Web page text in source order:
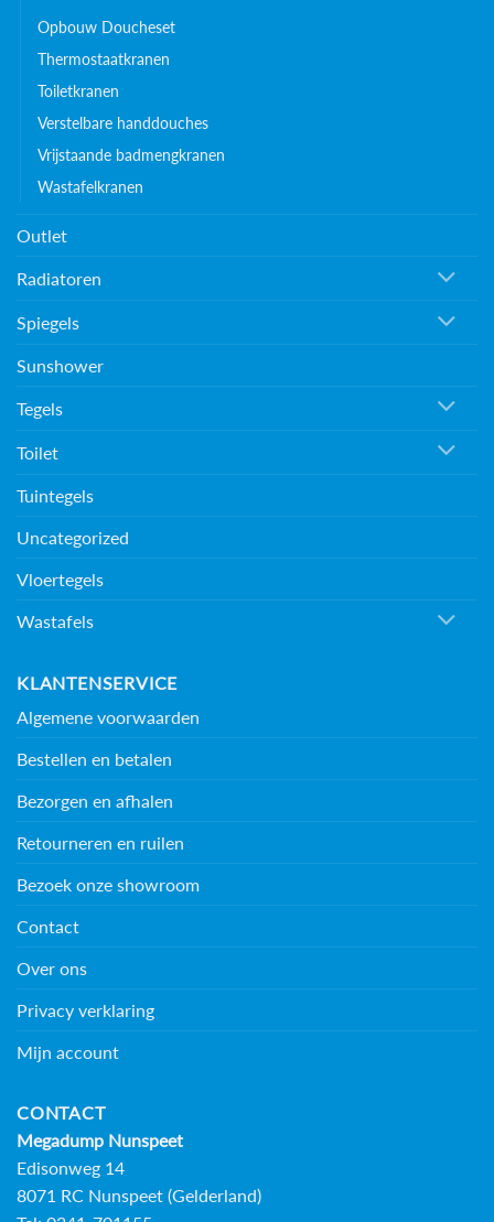
Opbouw Doucheset
Thermostaatkranen
Toiletkranen
Verstelbare handdouches
Vrijstaande badmengkranen
Wastafelkranen
Outlet
Radiatoren
Spiegels
Sunshower
Tegels
Toilet
Tuintegels
Uncategorized
Vloertegels
Wastafels
KLANTENSERVICE
Algemene voorwaarden
Bestellen en betalen
Bezorgen en afhalen
Retourneren en ruilen
Bezoek onze showroom
Contact
Over ons
Privacy verklaring
Mijn account
CONTACT
Megadump Nunspeet
Edisonweg 14
8071 RC Nunspeet (Gelderland)